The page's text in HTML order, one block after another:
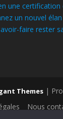
une certification
un nouvel
faire rester
Themes|
Nous